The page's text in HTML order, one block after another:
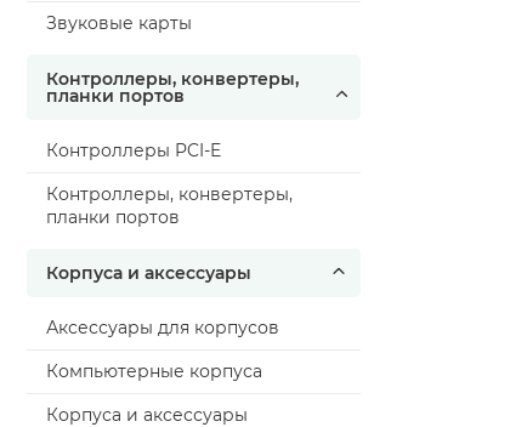
Звуковые карты
Контроллеры, конвертеры,
планки портов
Контроллеры PCI-E
Контроллеры, конвертеры,
планки портов
Корпуса и аксессуары
Аксессуары для корпусов
Компьютерные корпуса
Корпуса и аксессуары